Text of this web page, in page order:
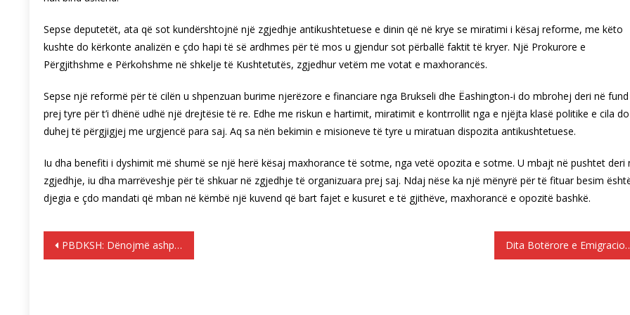
Sepse deputetët, ata që sot kundërshtojnë një zgjedhje antikushtetuese e dinin që në krye se miratimi i kësaj reforme, me këto
kushte do kërkonte analizën e çdo hapi të së ardhmes për të mos u gjendur sot përballë faktit të kryer. Një Prokurore e
Përgjithshme e Përkohshme në shkelje të Kushtetutës, zgjedhur vetëm me votat e maxhorancës.
Sepse një reformë për të cilën u shpenzuan burime njerëzore e financiare nga Brukseli dhe Ëashington-i do mbrohej deri në fund
prej tyre për t’i dhënë udhë një drejtësie të re. Edhe me riskun e hartimit, miratimit e kontrrollit nga e njëjta klasë politike e cila do
duhej të përgjigjej me urgjencë para saj. Aq sa nën bekimin e misioneve të tyre u miratuan dispozita antikushtetuese.
Iu dha benefiti i dyshimit më shumë se një herë kësaj maxhorance të sotme, nga vetë opozita e sotme. U mbajt në pushtet deri
zgjedhje, iu dha marrëveshje për të shkuar në zgjedhje të organizuara prej saj. Ndaj nëse ka një mënyrë për të fituar besim
djegia e çdo mandati që mban në këmbë një kuvend që bart fajet e kusuret e të gjithëve, maxhorancë e opozitë bashkë.
Lëvizje
PBDKSH: Dënojmë ashpër zgjedhjen e Kryeprokurores në shkelje të Kushtetutës. Dita Botërore e